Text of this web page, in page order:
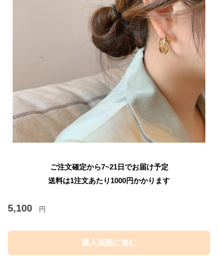
ご注文確定から7~21日でお届け予定
送料は1注文あたり 1000円かかります
5,100 円
購入画面に進む